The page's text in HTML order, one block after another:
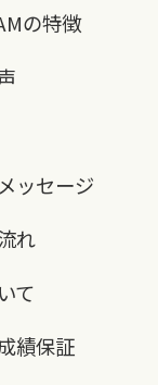
の特徴
ッセージ
れ
て
績保証